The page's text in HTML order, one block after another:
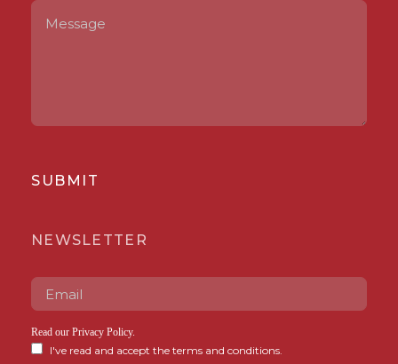
SUBMIT
NEWSLETTER
Read our Privacy Policy.
I've read and accept the terms and conditions.